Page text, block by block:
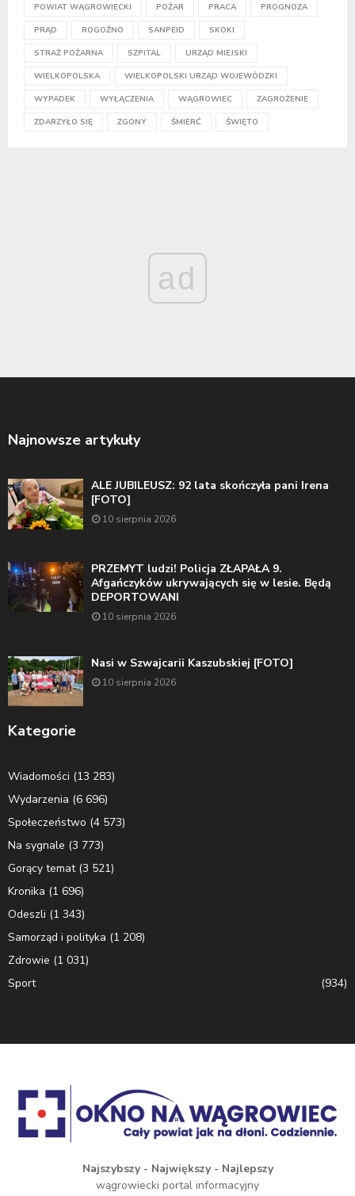
POWIAT WĄGROWIECKI POŻAR PRACA PROGNOZA
PRĄD ROGOŹNO SANPEID SKOKI
STRAŻ POŻARNA SZPITAL URZĄD MIEJSKI
WIELKOPOLSKA WIELKOPOLSKI URZĄD WOJEWÓDZKI
WYPADEK WYŁĄCZENIA WĄGROWIEC ZAGROŻENIE
ZDARZYŁO SIĘ ZGONY ŚMIERĆ ŚWIĘTO
ad
Najnowsze artykuły
ALE JUBILEUSZ: 92 lata skończyła pani Irena
[FOTO]
10 sierpnia 2026
PRZEMYT ludzi! Policja ZŁAPAŁA 9.
Afgańczyków ukrywających się w lesie. Będą
DEPORTOWANI
10 sierpnia 2026
Nasi w Szwajcarii Kaszubskiej [FOTO]
10 sierpnia 2026
Kategorie
Wiadomości (13 283)
Wydarzenia (6 696)
Społeczeństwo (4 573)
Na sygnale (3 773)
Gorący temat(3 521)
Kronika (1 696)
Odeszli (1 343)
Samorząd i polityka (1 208)
Zdrowie (1 031)
Sport
(934)
Najszybszy - Największy - Najlepszy
wągrowiecki portal informacyjny